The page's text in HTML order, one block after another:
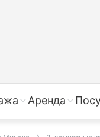
Аренда